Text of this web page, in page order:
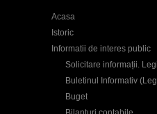
Acasa
Istoric
Informatii de interes public
Solicitare informații.
Buletinul Informativ
Buget